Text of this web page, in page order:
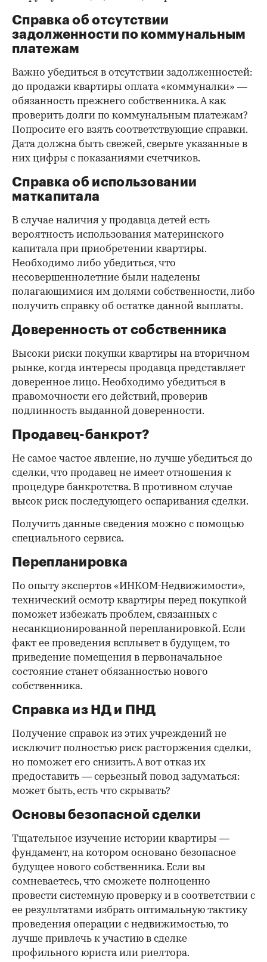
Справка об отсутствии
задолженности по коммунальным
платежам
Важно убедиться в отсутствии задолженностей:
до продажи квартиры оплата «коммуналки» —
обязанность прежнего собственника. А как
проверить долги по коммунальным платежам?
Попросите его взять соответствующие справки.
Дата должна быть свежей, сверьте указанные в
них цифры с показаниями счетчиков.
Справка об использовании
маткапитала
В случае наличия у продавца детей есть
вероятность использования материнского
капитала при приобретении квартиры.
Необходимо либо убедиться, что
несовершеннолетние были наделены
полагающимися им долями собственности, либо
получить справку об остатке данной выплаты.
Доверенность от собственника
Высоки риски покупки квартиры на вторичном
рынке, когда интересы продавца представляет
доверенное лицо. Необходимо убедиться в
правомочности его действий, проверив
подлинность выданной доверенности.
Продавец-банкрот?
Не самое частое явление, но лучше убедиться до
сделки, что продавец не имеет отношения к
процедуре банкротства. В противном случае
высок риск последующего оспаривания сделки.
Получить данные сведения можно с помощью
специального сервиса.
Перепланировка
По опыту экспертов «ИНКОМ-Недвижимости»,
технический осмотр квартиры перед покупкой
поможет избежать проблем, связанных с
несанкционированной перепланировкой. Если
факт ее проведения всплывет в будущем, то
приведение помещения в первоначальное
состояние станет обязанностью нового
собственника.
Справка из НД и ПНД
Получение справок из этих учреждений не
исключит полностью риск расторжения сделки,
но поможет его снизить. А вот отказ их
предоставить — серьезный повод задуматься:
может быть, есть что скрывать?
Основы безопасной сделки
Тщательное изучение истории квартиры —
фундамент, на котором основано безопасное
будущее нового собственника. Если вы
сомневаетесь, что сможете полноценно
провести системную проверку и в соответствии с
ее результатами избрать оптимальную тактику
проведения операции с недвижимостью, то
лучше привлечь к участию в сделке
профильного юриста или риелтора.